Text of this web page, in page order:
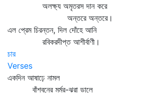
অলক্ষ্য অমৃতরস দান করে
অন্তরে অন্তরে।
এল প্রেম চিরন্তন, দিল দোঁহে আনি
রবিকরদীপ্ত আশীর্বাণী।
চার
Verses
একদিন আষাঢ়ে নামল
বাঁশবনের মর্মর-ঝরা ডালে